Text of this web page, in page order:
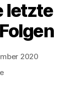
letzte
2020
zu